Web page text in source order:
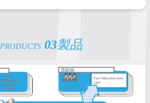
PRODUCTS03製品